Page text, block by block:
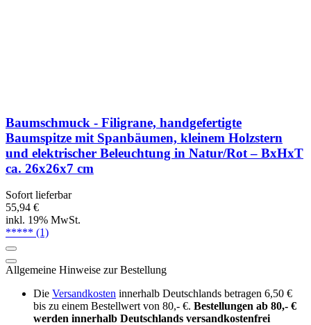
Baumschmuck - Filigrane, handgefertigte
Baumspitze mit Spanbäumen, kleinem Holzstern
und elektrischer Beleuchtung in Natur/Rot – BxHxT
ca. 26x26x7 cm
Sofort lieferbar
55,94 €
inkl. 19% MwSt.
***** (1)
Allgemeine Hinweise zur Bestellung
Die Versandkosten innerhalb Deutschlands betragen 6,50 €
bis zu einem Bestellwert von 80,- €. Bestellungen ab 80,- €
werden innerhalb Deutschlands versandkostenfrei